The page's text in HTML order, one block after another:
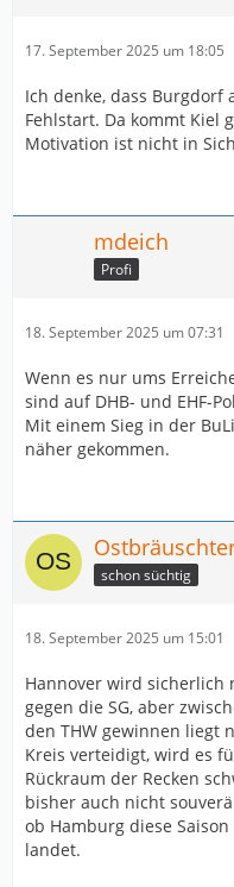
17. September 2025 um 18:05
Ich denke, dass Burgdorf
Fehlstart. Da kommt Kiel
Motivation ist nicht in
mdeich
Profi
18. September 2025 um 07:31
Wenn es nur ums
sind auf DHB- und EHF-
Mit einem Sieg in der
näher gekommen.
schon süchtig
18. September 2025 um 15:01
Hannover wird sicherlich
gegen die SG, aber
den THW gewinnen liegt
Kreis verteidigt, wird es
Rückraum der Recken
bisher auch nicht
ob Hamburg diese
landet.